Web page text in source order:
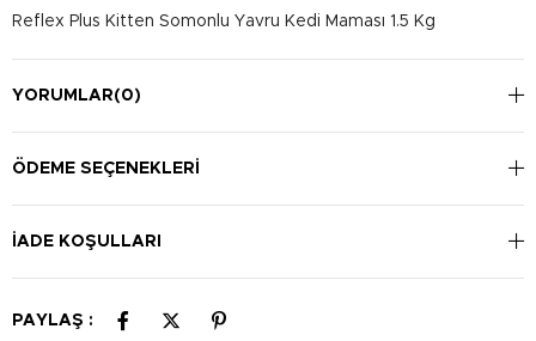
Reflex Plus Kitten Somonlu Yavru Kedi Maması 1.5 Kg
YORUMLAR(0)
ÖDEME SEÇENEKLERI
İADE KOŞULLARI
PAYLAŞ :